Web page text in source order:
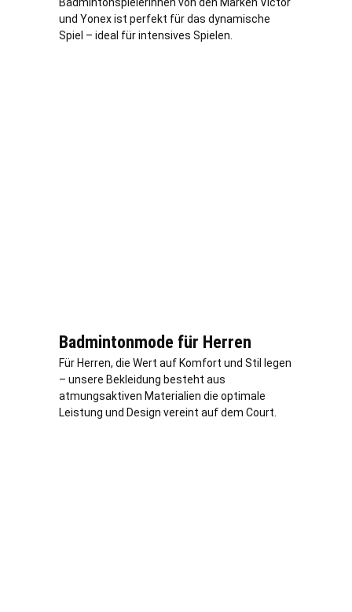
und Yonex ist perfekt für das dynamische
Spiel – ideal für intensives Spielen.
Badmintonmode für Herren
Für Herren, die Wert auf Komfort und Stil legen
– unsere Bekleidung besteht aus
atmungsaktiven Materialien die optimale
Leistung und Design vereint auf dem Court.